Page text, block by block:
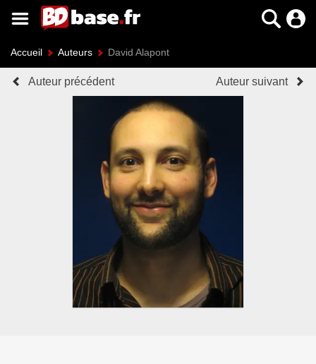
Accueil Auteurs David Alapont
Auteur précédent Auteur suivant